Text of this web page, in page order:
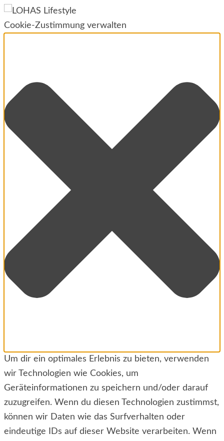
Cookie-Zustimmung verwalten
Um dir ein optimales Erlebnis zu bieten, verwenden
wir Technologien wie Cookies, um
Geräteinformationen zu speichern und/oder darauf
zuzugreifen. Wenn du diesen Technologien zustimmst,
können wir Daten wie das Surfverhalten oder
eindeutige IDs auf dieser Website verarbeiten. Wenn